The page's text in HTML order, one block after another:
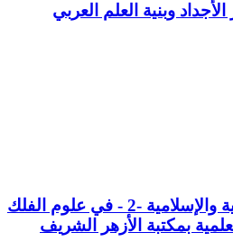
وبنية العلم العربي
إسهامات الحضارة العربية والإسلامية -2 - في علوم الفلك
بمكتبة الأزهر الشريف